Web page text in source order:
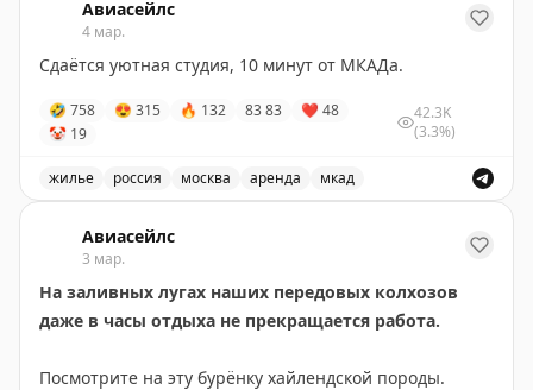
Желаем вам радости, комфорта, всего хорошего,
доброго и интересного. Обнимаем всех.
Да и в целом, если честно, писали бы такое каждый
Авиасейлс
4 мар.
Сдаётся уютная студия, 10 минут от МКАДа.
🤣 758 😍 315 🔥 132 8383 ❤ 48
🤡 19
42.3K
(3.3%)
жилье россия москва аренда мкад
Авиасейлс
3 мар.
На заливных лугах наших передовых колхозов
даже в часы отдыха не прекращается работа.
Посмотрите на эту бурёнку хайлендской породы.